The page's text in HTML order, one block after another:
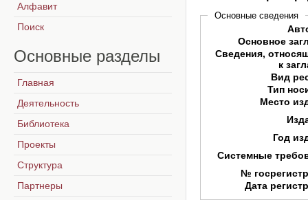
Основные сведения
Основное
Сведения,
к
Вид
Тип
Место
Год
Системные
№
Дата
Алфавит
Поиск
Основные разделы
Главная
Деятельность
Библиотека
Проекты
Структура
Партнеры